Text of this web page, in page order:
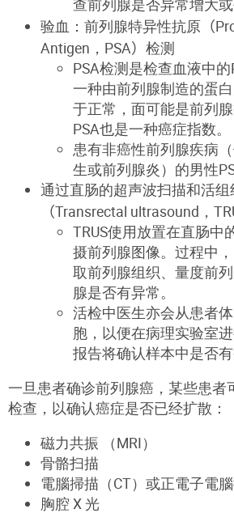
查前列腺是否异常增大或
验血：前列腺特异性抗原 （
Antigen， PSA） 检测
PSA检测是检查血液中
一种由前列腺制造的蛋
于正常，面可能是前列
PSA也是一种癌症指数。
患有非癌性前列腺疾病
生或前列腺炎）的男性
通过直肠的超声波扫描和活组
（Transrectal ultrasound，
TRUS使用放置在直肠中
摄前列腺图像。过程中
取前列腺组织、量度前
腺是否有异常。
活检中医生亦会从患者
胞，以便在病理实验室
报告将确认样本中是否有
一旦患者确诊前列腺癌，某些患者
检查，以确认癌症是否已经扩散：
磁力共振 （MRI）
骨骼扫描
電腦掃描（CT）或正電子電腦
胸腔 X 光